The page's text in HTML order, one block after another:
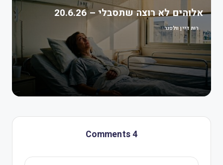
אלוהים לא רוצה שתסבלי – 20.6.26
רות דיין וולפנר
4 Comments